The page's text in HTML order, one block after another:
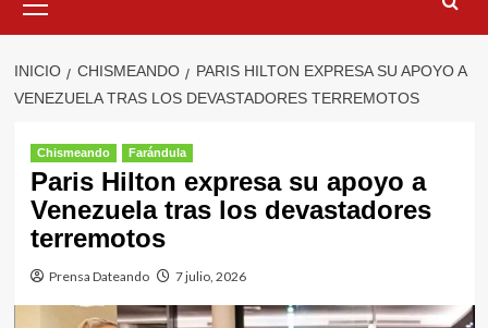
primario
INICIO CHISMEANDO
PARIS HILTON EXPRESA SU APOYO A
VENEZUELA TRAS LOS DEVASTADORES TERREMOTOS
Chismeando Farándula
Paris Hilton expresa su apoyo a
Venezuela tras los devastadores
terremotos
Prensa Dateando 7 julio, 2026